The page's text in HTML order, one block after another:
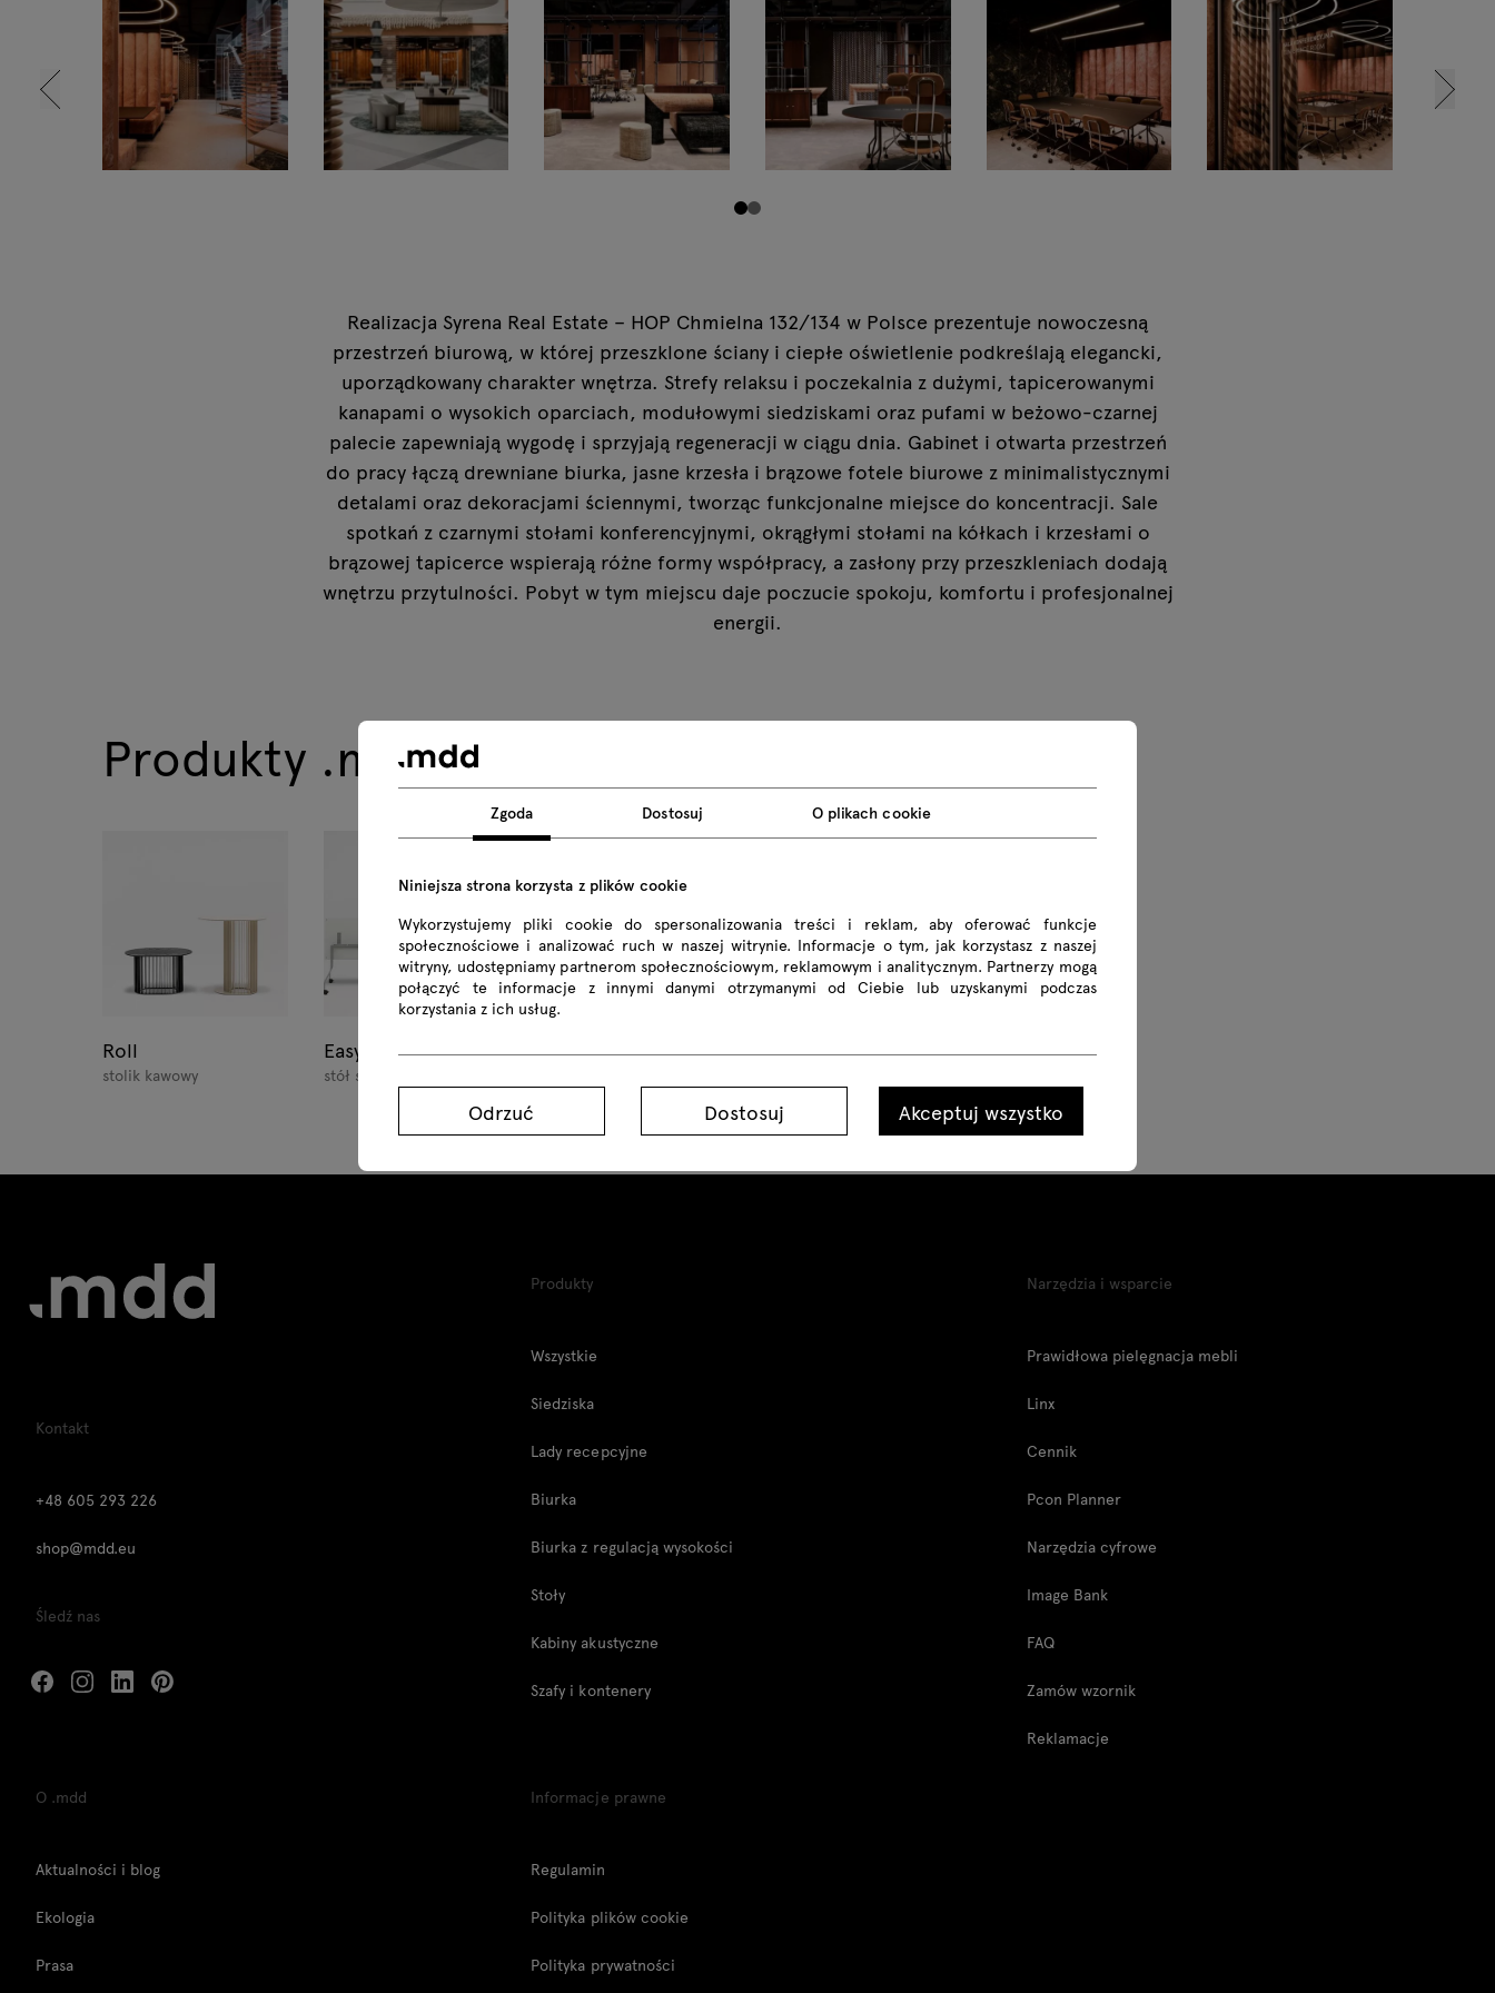
Lampy
Realizacja Syrena Real Estate – HOP Chmielna 132/134 w Polsce prezentuje nowoczesną
przestrzeń biurową, w której przeszklone ściany i ciepłe oświetlenie podkreślają elegancki,
uporządkowany charakter wnętrza. Strefy relaksu i poczekalnia z dużymi, tapicerowanymi
kanapami o wysokich oparciach, modułowymi siedziskami oraz pufami w beżowo-czarnej
palecie zapewniają wygodę i sprzyjają regeneracji w ciągu dnia. Gabinet i otwarta przestrzeń
do pracy łączą drewniane biurka, jasne krzesła i brązowe fotele biurowe z minimalistycznymi
detalami oraz dekoracjami ściennymi, tworząc funkcjonalne miejsce do koncentracji. Sale
spotkań z czarnymi stołami konferencyjnymi, okrągłymi stołami na kółkach i krzesłami o
brązowej tapicerce wspierają różne formy współpracy, a zasłony przy przeszkleniach dodają
wnętrzu przytulności. Pobyt w tym miejscu daje poczucie spokoju, komfortu i profesjonalnej
energii.
Produkty .mdd z tej realizacji
Roll
stolik kawowy
Easy
stół składany
Kontakt
+48 605 293 226
shop@mdd.eu
Śledź nas
Produkty
Wszystkie
Siedziska
Lady recepcyjne
Biurka
Biurka z regulacją wysokości
Stoły
Kabiny akustyczne
Szafy i kontenery
Narzędzia i wsparcie
Prawidłowa pielęgnacja mebli
Linx
Cennik
Pcon Planner
Narzędzia cyfrowe
Image Bank
FAQ
Zamów wzornik
Reklamacje
O .mdd
Aktualności i blog
Ekologia
Prasa
Informacje prawne
Regulamin
Polityka plików cookie
Polityka prywatności
Zgoda Dostosuj O plikach cookie
Niniejsza strona korzysta z plików cookie
Wykorzystujemy pliki cookie do spersonalizowania treści i reklam, aby oferować funkcje
społecznościowe i analizować ruch w naszej witrynie. Informacje o tym, jak korzystasz z naszej
witryny, udostępniamy partnerom społecznościowym, reklamowym i analitycznym. Partnerzy mogą
połączyć te informacje z innymi danymi otrzymanymi od Ciebie lub uzyskanymi podczas
korzystania z ich usług.
Odrzuć Dostosuj Akceptuj wszystko